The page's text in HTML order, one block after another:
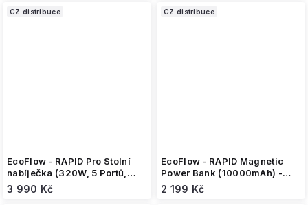
CZ distribuce
EcoFlow - RAPID Pro Stolní
nabíječka (320W, 5 Portů,
GaN)
3 990 Kč
CZ distribuce
EcoFlow - RAPID Magnetic
Power Bank (10000mAh) -
stříbrná
2 199 Kč